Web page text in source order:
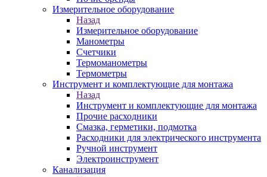
Измерительное оборудование
Назад
Измерительное оборудование
Манометры
Счетчики
Термоманометры
Термометры
Инструмент и комплектующие для монтажа
Назад
Инструмент и комплектующие для монтажа
Прочие расходники
Смазка, герметики, подмотка
Расходники для электрического инструмента
Ручной инструмент
Электроинструмент
Канализация